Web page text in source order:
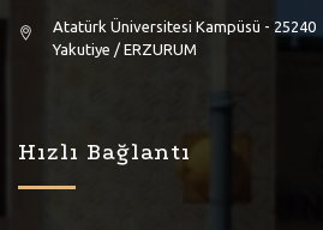
Atatürk Üniversitesi Kampüsü - 25240
Yakutiye / ERZURUM
Hızlı Bağlantı